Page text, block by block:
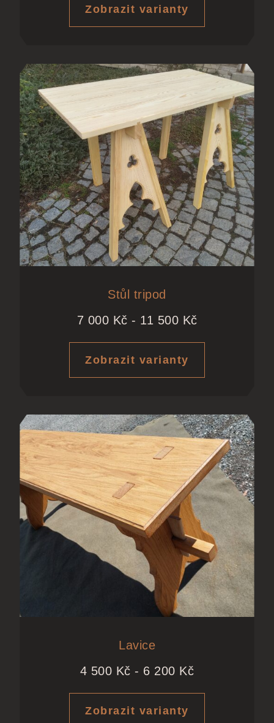
Zobrazit varianty
Stůl tripod
7 000 Kč - 11 500 Kč
Zobrazit varianty
Lavice
4 500 Kč - 6 200 Kč
Zobrazit varianty